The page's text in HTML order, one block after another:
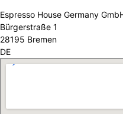
Espresso House Germany
Bürgerstraße 1
28195 Bremen
DE